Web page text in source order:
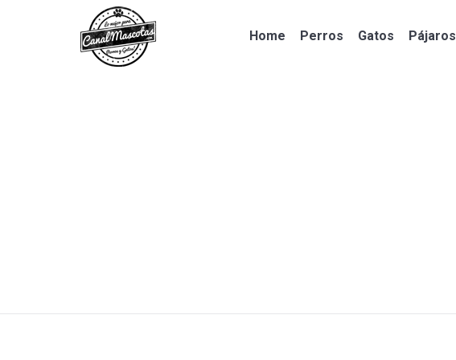
Home Perros Gatos Pájaros
Home Perros Gatos Pájaros